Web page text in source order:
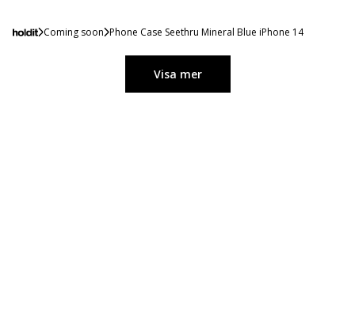
Coming soon Phone Case Seethru Mineral Blue iPhone 14
Visa mer